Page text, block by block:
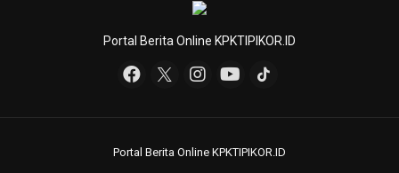
Portal Berita Online KPKTIPIKOR.ID
Portal Berita Online KPKTIPIKOR.ID